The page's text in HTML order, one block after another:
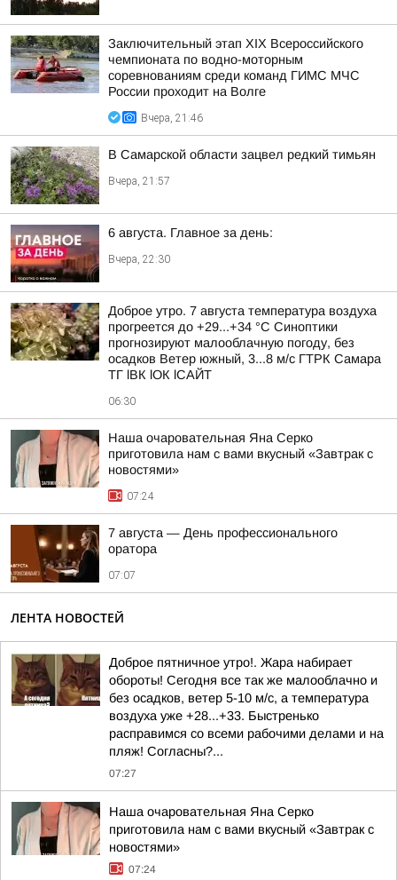
Заключительный этап XIХ Всероссийского
чемпионата по водно-моторным
соревнованиям среди команд ГИМС МЧС
России проходит на Волге
Вчера, 21:46
В Самарской области зацвел редкий тимьян
Вчера, 21:57
6 августа. Главное за день:
Вчера, 22:30
Доброе утро. 7 августа температура воздуха
прогреется до +29...+34 °C Синоптики
прогнозируют малооблачную погоду, без
осадков Ветер южный, 3...8 м/с ГТРК Самара
ТГ lВК lОК lСАЙТ
06:30
Наша очаровательная Яна Серко
приготовила нам с вами вкусный «Завтрак с
новостями»
07:24
7 августа — День профессионального
оратора
07:07
ЛЕНТА НОВОСТЕЙ
Доброе пятничное утро!. Жара набирает
обороты! Сегодня все так же малооблачно и
без осадков, ветер 5-10 м/с, а температура
воздуха уже +28...+33. Быстренько
расправимся со всеми рабочими делами и на
пляж! Согласны?...
07:27
Наша очаровательная Яна Серко
приготовила нам с вами вкусный «Завтрак с
новостями»
07:24